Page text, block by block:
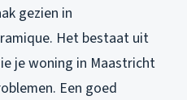
gezien in
Het bestaat uit
je woning in Maastricht
Een goed